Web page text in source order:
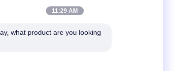
एल्यूमीनियम ब्लॉक के लिए
11:29 AM
what product are you looking